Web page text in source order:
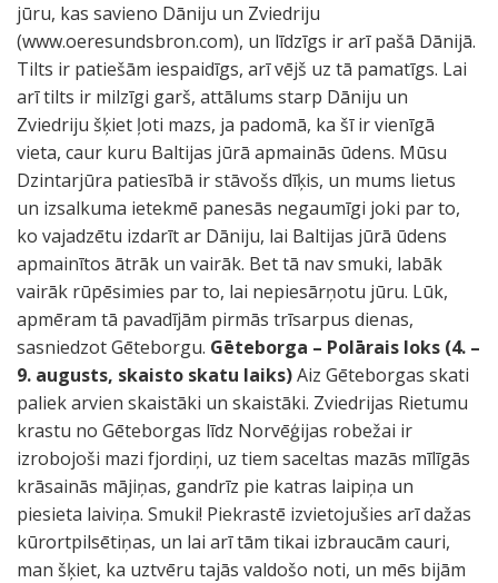
jūru, kas savieno Dāniju un Zviedriju
(www.oeresundsbron.com), un līdzīgs ir arī pašā Dānijā.
Tilts ir patiešām iespaidīgs, arī vējš uz tā pamatīgs. Lai
arī tilts ir milzīgi garš, attālums starp Dāniju un
Zviedriju šķiet ļoti mazs, ja padomā, ka šī ir vienīgā
vieta, caur kuru Baltijas jūrā apmainās ūdens. Mūsu
Dzintarjūra patiesībā ir stāvošs dīķis, un mums lietus
un izsalkuma ietekmē panesās negaumīgi joki par to,
ko vajadzētu izdarīt ar Dāniju, lai Baltijas jūrā ūdens
apmainītos ātrāk un vairāk. Bet tā nav smuki, labāk
vairāk rūpēsimies par to, lai nepiesārņotu jūru. Lūk,
apmēram tā pavadījām pirmās trīsarpus dienas,
sasniedzot Gēteborgu. Gēteborga – Polārais loks (4. –
9. augusts, skaisto skatu laiks)Aiz Gēteborgas skati
paliek arvien skaistāki un skaistāki. Zviedrijas Rietumu
krastu no Gēteborgas līdz Norvēģijas robežai ir
izrobojoši mazi fjordiņi, uz tiem saceltas mazās mīlīgās
krāsainās mājiņas, gandrīz pie katras laipiņa un
piesieta laiviņa. Smuki! Piekrastē izvietojušies arī dažas
kūrortpilsētiņas, un lai arī tām tikai izbraucām cauri,
man šķiet, ka uztvēru tajās valdošo noti, un mēs bijām